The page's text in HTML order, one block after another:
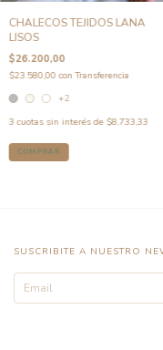
CHALECOS TEJIDOS LANA
LISOS
$26.200,00
$23.580,00con Transferencia
+2
3 cuotas sin interés de $8.733,33
COMPRAR
SUSCRIBITE A NUESTRO